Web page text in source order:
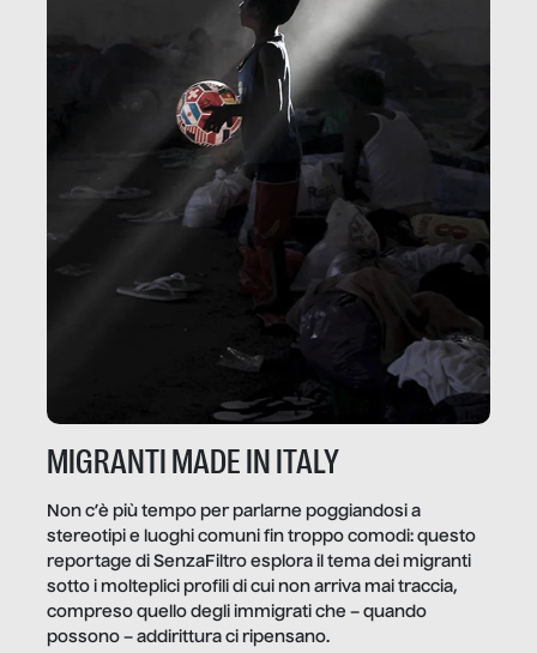
MIGRANTI MADE IN ITALY
Non c’è più tempo per parlarne poggiandosi a
stereotipi e luoghi comuni fin troppo comodi: questo
reportage di SenzaFiltro esplora il tema dei migranti
sotto i molteplici profili di cui non arriva mai traccia,
compreso quello degli immigrati che – quando
possono – addirittura ci ripensano.